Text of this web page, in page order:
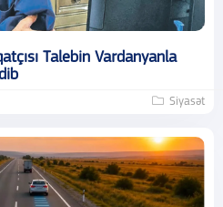
Talebin Vardanyanla
Siyasət